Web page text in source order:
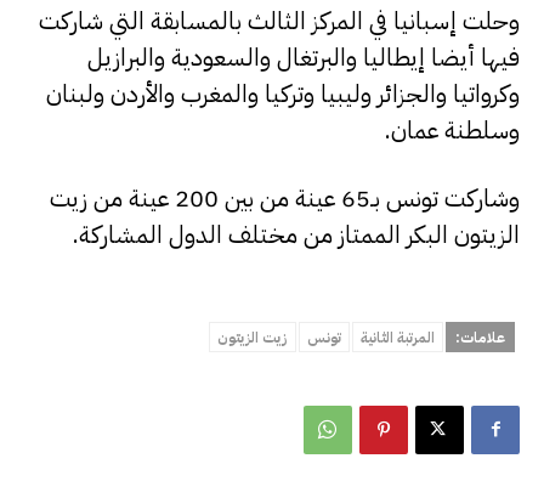
وحلت إسبانيا في المركز الثالث بالمسابقة التي شاركت
فيها أيضا إيطاليا والبرتغال والسعودية والبرازيل
وكرواتيا والجزائر وليبيا وتركيا والمغرب والأردن ولبنان
وسلطنة عمان.
وشاركت تونس بـ65 عينة من بين 200 عينة من زيت
الزيتون البكر الممتاز من مختلف الدول المشاركة.
علامات: المرتبة الثانية تونس زيت الزيتون